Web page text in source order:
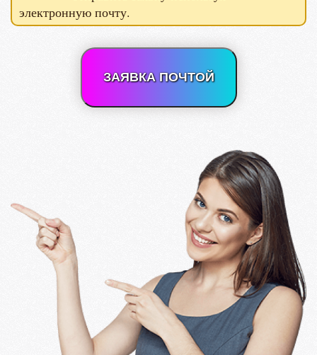
электронную почту.
ЗАЯВКА ПОЧТОЙ